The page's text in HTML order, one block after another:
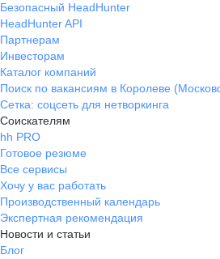
Безопасный HeadHunter
HeadHunter API
Партнерам
Инвесторам
Каталог компаний
Поиск по вакансиям в Королеве
Сетка: соцсеть для нетворкинга
Соискателям
hh PRO
Готовое резюме
Все сервисы
Хочу у вас работать
Производственный календарь
Экспертная рекомендация
Новости и статьи
Блог